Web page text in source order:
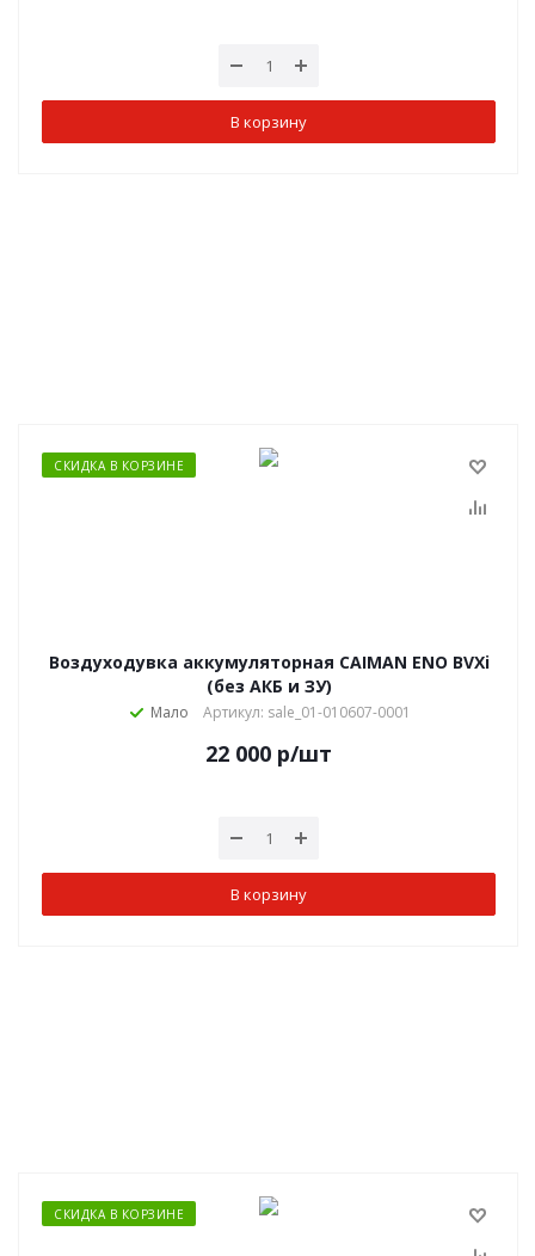
В корзину
СКИДКА В КОРЗИНЕ
Воздуходувка аккумуляторная CAIMAN ENO BVXi
(без АКБ и ЗУ)
Мало Артикул: sale_01-010607-0001
22 000 р/шт
В корзину
СКИДКА В КОРЗИНЕ